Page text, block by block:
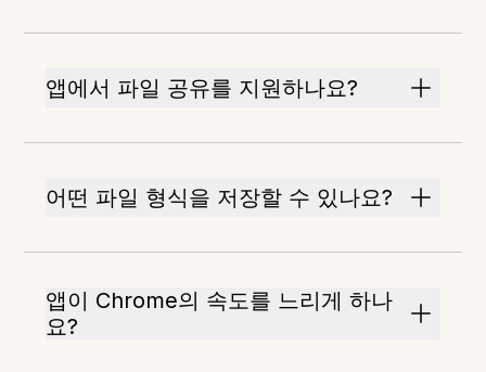
앱에서 파일 공유를 지원하나요?
어떤 파일 형식을 저장할 수 있나요?
앱이 Chrome의 속도를 느리게 하나
요?